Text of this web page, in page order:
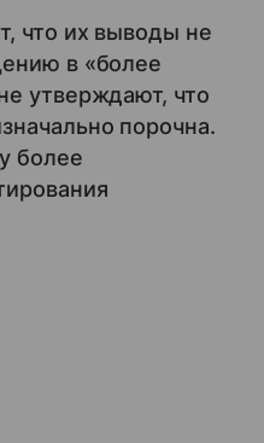
что их выводы не
в «более
утверждают, что
порочна.
более